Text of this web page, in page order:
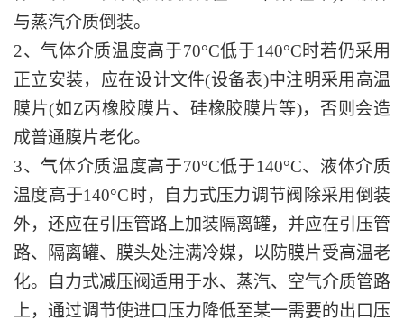
与蒸汽介质倒装。
2、气体介质温度高于70°C低于140°C时若仍采用
正立安装，应在设计文件(设备表)中注明采用高温
膜片(如Z丙橡胶膜片、硅橡胶膜片等)，否则会造
成普通膜片老化。
3、气体介质温度高于70°C低于140°C、液体介质
温度高于140°C时，自力式压力调节阀除采用倒装
外，还应在引压管路上加装隔离罐，并应在引压管
路、隔离罐、膜头处注满冷媒，以防膜片受高温老
化。自力式减压阀适用于水、蒸汽、空气介质管路
上，通过调节使进口压力降低至某一需要的出口压